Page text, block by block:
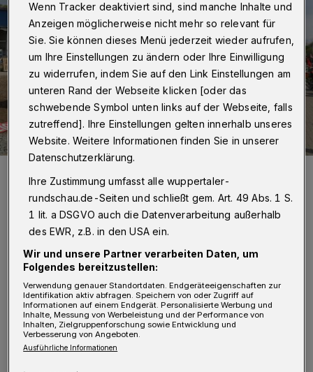
Nordbahntrasse.
Foto: Christoph Petersen
V erzichten werden sie dabei noch wegen
der Pandemie-auf das traditionelle
Familienfest, auch wenn die Gewerkschaften
selbst mit Angeboten auf dem Laurentiusplatz
Wenn Tracker deaktiviert sind, sind manche Inhalte und
Anzeigen möglicherweise nicht mehr so relevant für
Sie. Sie können dieses Menü jederzeit wieder aufrufen,
um Ihre Einstellungen zu ändern oder Ihre Einwilligung
zu widerrufen, indem Sie auf den Link Einstellungen am
unteren Rand der Webseite klicken [oder das
schwebende Symbol unten links auf der Webseite, falls
zutreffend]. Ihre Einstellungen gelten innerhalb unseres
Website. Weitere Informationen finden Sie in unserer
Datenschutzerklärung.
Ihre Zustimmung umfasst alle wuppertaler-
rundschau.de-Seiten und schließt gem. Art. 49 Abs. 1 S.
1 lit. a DSGVO auch die Datenverarbeitung außerhalb
des EWR, z.B. in den USA ein.
Wir und unsere Partner verarbeiten Daten, um
Folgendes bereitzustellen:
Verwendung genauer Standortdaten. Endgeräteeigenschaften zur
Identifikation aktiv abfragen. Speichern von oder Zugriff auf
Informationen auf einem Endgerät. Personalisierte Werbung und
Inhalte, Messung von Werbeleistung und der Performance von
Inhalten, Zielgruppenforschung sowie Entwicklung und
Verbesserung von Angeboten.
Ausführliche Informationen